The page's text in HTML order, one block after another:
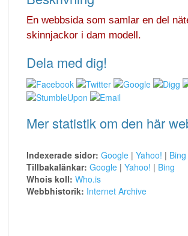
En webbsida som samlar en del
skinnjackor i dam modell.
Dela med dig!
Mer statistik om den här
Indexerade sidor: Google| Yahoo! | Bing
Tillbakalänkar: Google| Yahoo! | Bing
Whois koll: Who.is
Webbhistorik: Internet Archive